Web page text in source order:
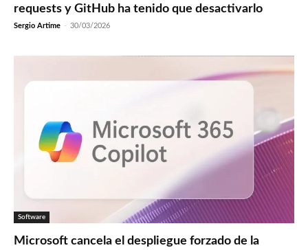
requests y GitHub ha tenido que desactivarlo
Sergio Artime - 30/03/2026
Software
Microsoft cancela el despliegue forzado de la